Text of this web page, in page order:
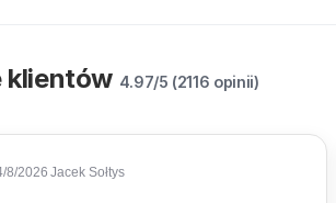
klientów 4.97/5 (2116 opinii)